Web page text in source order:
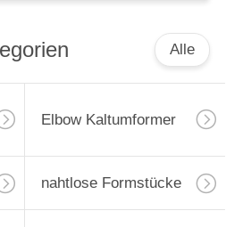
Alle
Elbow Kaltumformer
nahtlose Formstücke